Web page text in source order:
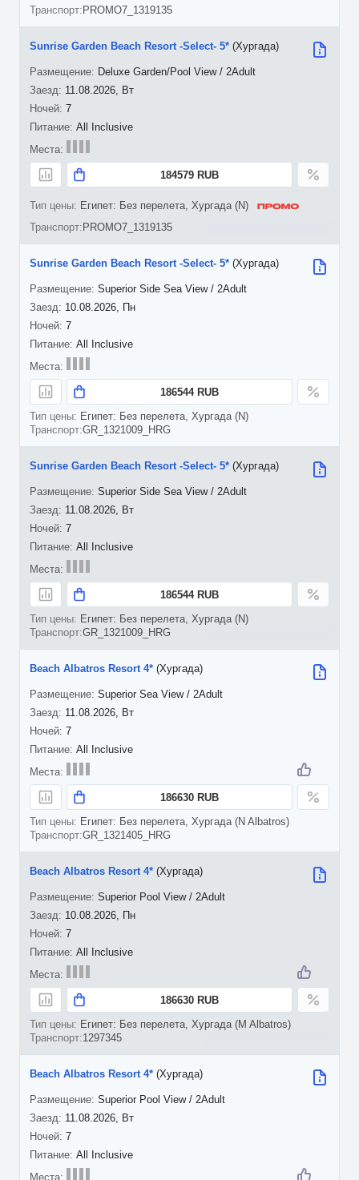
PROMO7_1319135
11.08.2026, Вт
7
Sunrise Garden Beach Resort -Select- 5* (Хургада)
Deluxe Garden/Pool View / 2Adult
All Inclusive
184579 RUB
Египет: Без перелета, Хургада (N)
PROMO7_1319135
10.08.2026, Пн
7
Sunrise Garden Beach Resort -Select- 5* (Хургада)
Superior Side Sea View / 2Adult
All Inclusive
186544 RUB
Египет: Без перелета, Хургада (N)
GR_1321009_HRG
11.08.2026, Вт
7
Sunrise Garden Beach Resort -Select- 5* (Хургада)
Superior Side Sea View / 2Adult
All Inclusive
186544 RUB
Египет: Без перелета, Хургада (N)
GR_1321009_HRG
11.08.2026, Вт
7
Beach Albatros Resort 4* (Хургада)
Superior Sea View / 2Adult
All Inclusive
186630 RUB
Египет: Без перелета, Хургада (N Albatros)
GR_1321405_HRG
10.08.2026, Пн
7
Beach Albatros Resort 4* (Хургада)
Superior Pool View / 2Adult
All Inclusive
186630 RUB
Египет: Без перелета, Хургада (M Albatros)
1297345
11.08.2026, Вт
7
Beach Albatros Resort 4* (Хургада)
Superior Pool View / 2Adult
All Inclusive